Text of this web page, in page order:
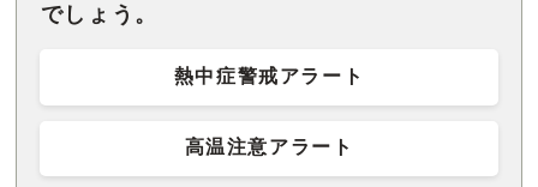
でしょう。
熱中症警戒アラート
高温注意アラート